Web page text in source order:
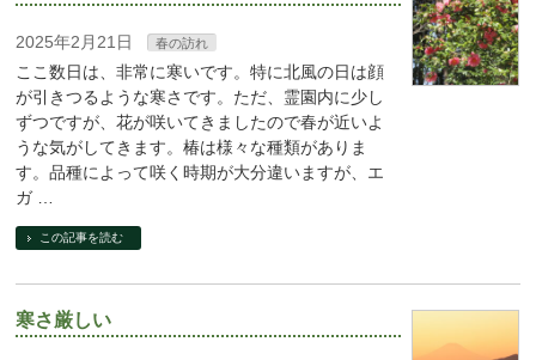
2025年2月21日 春の訪れ
ここ数日は、非常に寒いです。特に北風の日は顔
が引きつるような寒さです。ただ、霊園内に少し
ずつですが、花が咲いてきましたので春が近いよ
うな気がしてきます。椿は様々な種類がありま
す。品種によって咲く時期が大分違いますが、エ
ガ …
この記事を読む
寒さ厳しい